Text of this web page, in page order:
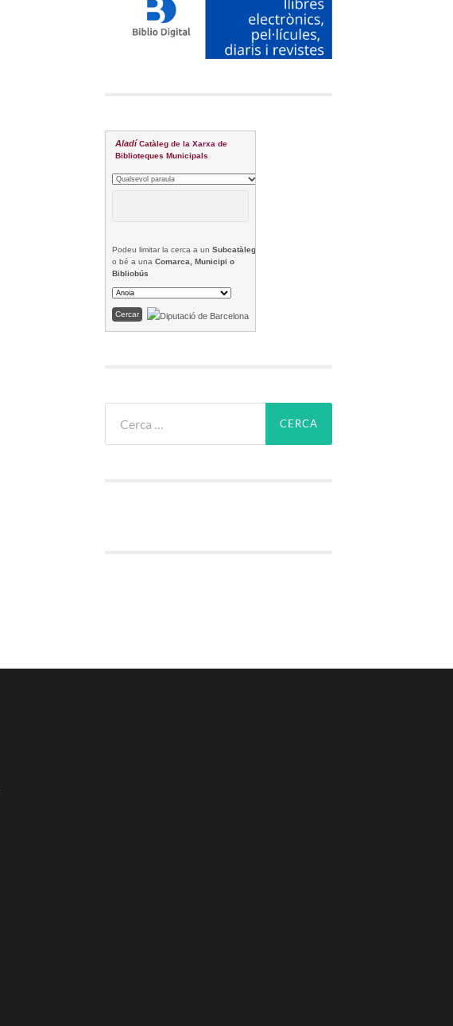
Aladí Catàleg de la Xarxa de
Biblioteques Municipals
Podeu limitar la cerca a un Subcatàleg
o bé a una Comarca, Municipi o
Bibliobús